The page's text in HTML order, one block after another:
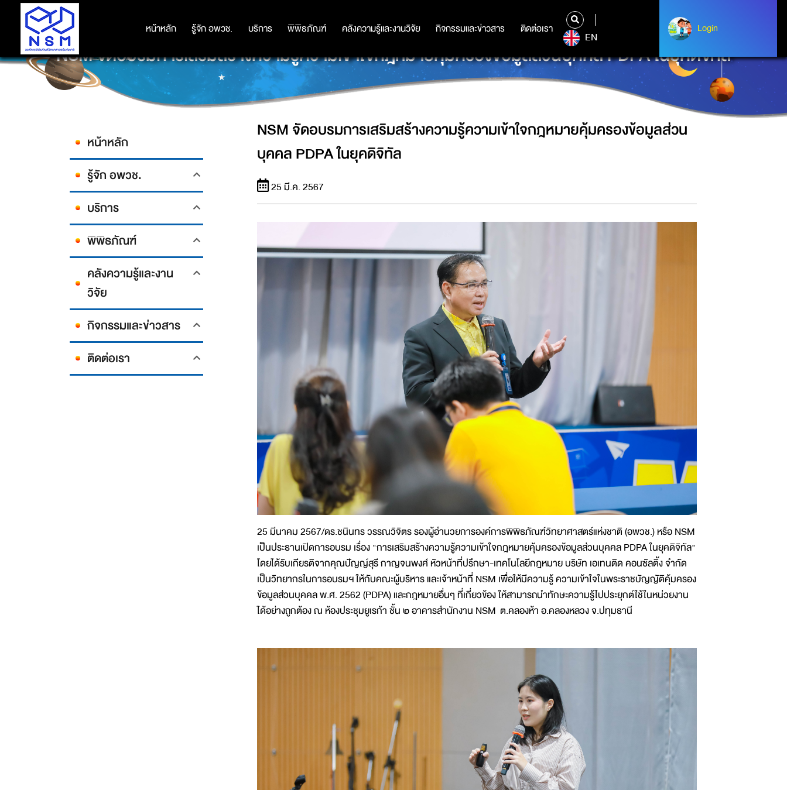
หน้าหลัก รู้จัก อพวช. บริการ พิพิธภัณฑ์ คลังความรู้และงานวิจัย กิจกรรมและข่าวสาร ติดต่อเรา
หน้าหลัก รู้จัก อพวช. บริการ พิพิธภัณฑ์ คลังความรู้และงานวิจัย กิจกรรมและข่าวสาร ติดต่อเรา
EN
Login
Login
NSM จัดอบรมการเสริมสร้างความรู้ความเข้าใจกฎหมายคุ้มครองข้อมูลส่วนบุคคล PDPA ในยุคดิจิทัล
หน้าหลัก
รู้จัก อพวช.
บริการ
พิพิธภัณฑ์
คลังความรู้และงาน
วิจัย
กิจกรรมและข่าวสาร
ติดต่อเรา
NSM จัดอบรมการเสริมสร้างความรู้ความเข้าใจกฎหมายคุ้มครองข้อมูลส่วน
บุคคล PDPA ในยุคดิจิทัล
25 มี.ค. 2567
25 มีนาคม 2567/ดร.ชนินทร วรรณวิจิตร รองผู้อำนวยการองค์การพิพิธภัณฑ์วิทยาศาสตร์แห่งชาติ (อพวช.) หรือ NSM
เป็นประธานเปิดการอบรม เรื่อง "การเสริมสร้างความรู้ความเข้าใจกฎหมายคุ้มครองข้อมูลส่วนบุคคล PDPA ในยุคดิจิทัล"
โดยได้รับเกียรติจากคุณปัญญ์สุรี กาญจนพงศ์ หัวหน้าที่ปรึกษา-เทคโนโลยีกฎหมาย บริษัท เอเทนติด คอนซัลติ้ง จำกัด
เป็นวิทยากรในการอบรมฯ ให้กับคณะผู้บริหาร และเจ้าหน้าที่ NSM เพื่อให้มีความรู้ ความเข้าใจในพระราชบัญญัติคุ้มครอง
ข้อมูลส่วนบุคคล พ.ศ. 2562 (PDPA) และกฎหมายอื่นๆ ที่เกี่ยวข้อง ให้สามารถนำทักษะความรู้ไปประยุกต์ใช้ในหน่วยงาน
ได้อย่างถูกต้อง ณ ห้องประชุมยูเรก้า ชั้น ๒ อาคารสำนักงาน NSM ต.คลองห้า อ.คลองหลวง จ.ปทุมธานี